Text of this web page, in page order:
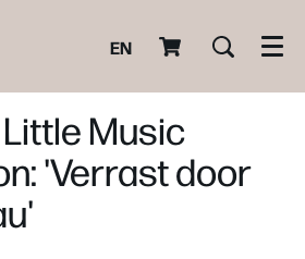
EN
Music
'Verrast door